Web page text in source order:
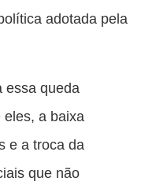
adotada pela
essa queda
a baixa
e a troca da
que não